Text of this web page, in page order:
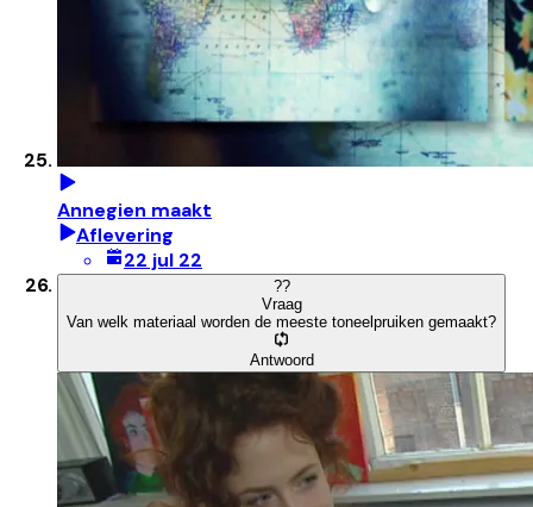
Annegien maakt
Aflevering
22 jul 22
??
Vraag
Van welk materiaal worden de meeste toneelpruiken gemaakt?
Antwoord